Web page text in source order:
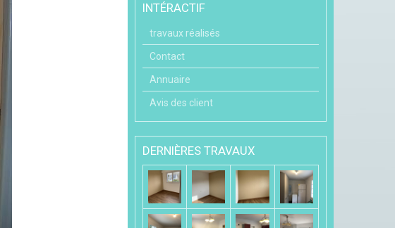
INTÉRACTIF
travaux réalisés
Contact
Annuaire
Avis des client
DERNIÈRES TRAVAUX